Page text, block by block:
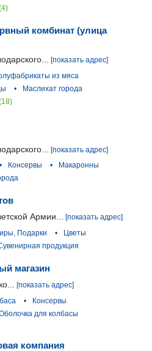
комбинат (улица
[показать адрес]
из мяса
•
Маслихат города
[показать адрес]
• Консервы •
Макаронны
Армии... [показать адрес]
Подарки •
Цветы
продукция
магазин
[показать адрес]
•
Консервы
для колбасы
компания